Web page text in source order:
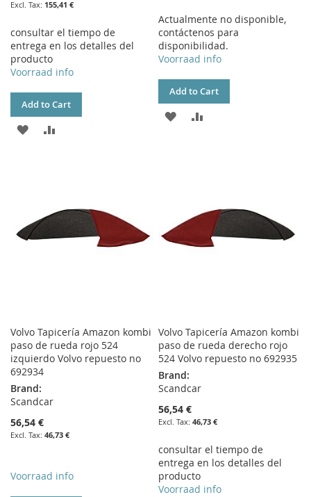
155,41 €
consultar el tiempo de
entrega en los detalles del
producto
Voorraad info
Add to Cart
ADD
Actualmente no disponible,
contáctenos para
disponibilidad.
Voorraad info
Add to Cart
ADD
Volvo Tapicería Amazon kombi
paso de rueda rojo 524
izquierdo Volvo repuesto no
692934
Brand:
Scandcar
56,54 €
46,73 €
Voorraad info
Volvo Tapicería Amazon kombi
paso de rueda derecho rojo
524 Volvo repuesto no 692935
Brand:
Scandcar
56,54 €
46,73 €
consultar el tiempo de
entrega en los detalles del
producto
Voorraad info